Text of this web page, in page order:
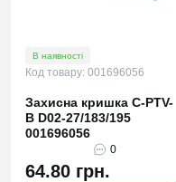
В наявності
Код товару: 001696056
Захисна кришка C-PTV-
B D02-27/183/195
001696056
0
64.80 грн.